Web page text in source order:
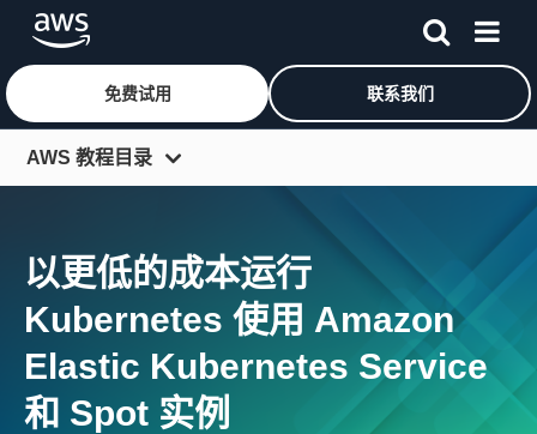
跳至主要内容
免费试用 联系我们
AWS 教程目录
开发人员中心
IT 专家中心
架构中心
工具和 SDK
以更低的成本运行
Kubernetes 使用 Amazon
Elastic Kubernetes Service
和 Spot 实例